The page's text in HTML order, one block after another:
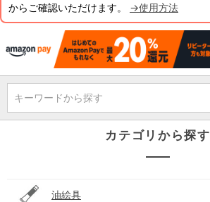
からご確認いただけます。 →使用方法
キーワードから探す
カテゴリから探す
油絵具